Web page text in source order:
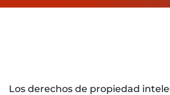
Los derechos de propiedad